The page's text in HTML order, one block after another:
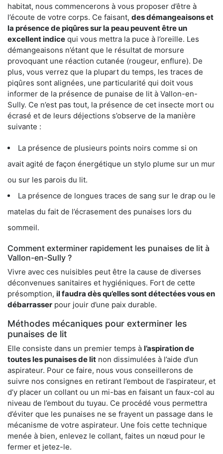
habitat, nous commencerons à vous proposer d’être à
l’écoute de votre corps. Ce faisant, des démangeaisons et
la présence de piqûres sur la peau peuvent être un
excellent indice qui vous mettra la puce à l’oreille. Les
démangeaisons n’étant que le résultat de morsure
provoquant une réaction cutanée (rougeur, enflure). De
plus, vous verrez que la plupart du temps, les traces de
piqûres sont alignées, une particularité qui doit vous
informer de la présence de punaise de lit à Vallon-en-
Sully. Ce n’est pas tout, la présence de cet insecte mort ou
écrasé et de leurs déjections s’observe de la manière
suivante :
La présence de plusieurs points noirs comme si on
avait agité de façon énergétique un stylo plume sur un mur
ou sur les parois du lit.
La présence de longues traces de sang sur le drap ou le
matelas du fait de l’écrasement des punaises lors du
sommeil.
Comment exterminer rapidement les punaises de lit à
Vallon-en-Sully ?
Vivre avec ces nuisibles peut être la cause de diverses
déconvenues sanitaires et hygiéniques. Fort de cette
présomption, il faudra dès qu’elles sont détectées vous en
débarrasser pour jouir d’une paix durable.
Méthodes mécaniques pour exterminer les
punaises de lit
Elle consiste dans un premier temps à l’aspiration de
toutes les punaises de lit non dissimulées à l’aide d’un
aspirateur. Pour ce faire, nous vous conseillerons de
suivre nos consignes en retirant l’embout de l’aspirateur, et
d’y placer un collant ou un mi-bas en faisant un faux-col au
niveau de l’embout du tuyau. Ce procédé vous permettra
d’éviter que les punaises ne se frayent un passage dans le
mécanisme de votre aspirateur. Une fois cette technique
menée à bien, enlevez le collant, faites un nœud pour le
fermer et jetez-le.